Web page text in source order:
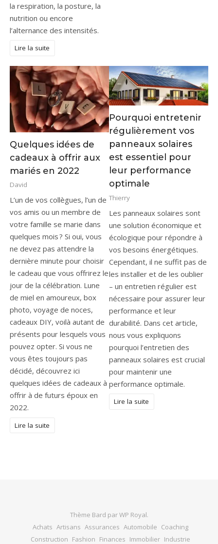
la respiration, la posture, la
nutrition ou encore
l’alternance des intensités.
Lire la suite
Quelques idées de
cadeaux à offrir aux
mariés en 2022
David
L’un de vos collègues, l’un de
vos amis ou un membre de
votre famille se marie dans
quelques mois ? Si oui, vous
ne devez pas attendre la
dernière minute pour choisir
le cadeau que vous offrirez le
jour de la célébration. Lune
de miel en amoureux, box
photo, voyage de noces,
cadeaux DIY, voilà autant de
présents pour lesquels vous
pouvez opter. Si vous ne
vous êtes toujours pas
décidé, découvrez ici
quelques idées de cadeaux à
offrir à de futurs époux en
2022.
Lire la suite
Pourquoi entretenir
régulièrement vos
panneaux solaires
est essentiel pour
leur performance
optimale
Thierry
Les panneaux solaires sont
une solution économique et
écologique pour répondre à
vos besoins énergétiques.
Cependant, il ne suffit pas de
les installer et de les oublier
– un entretien régulier est
nécessaire pour assurer leur
performance et leur
durabilité. Dans cet article,
nous vous expliquons
pourquoi l’entretien des
panneaux solaires est crucial
pour maintenir une
performance optimale.
Lire la suite
Thème Bard parWP Royal.
Achats Artisans Assurances Automobile Coaching
Construction Fashion Finances Immobilier Industrie